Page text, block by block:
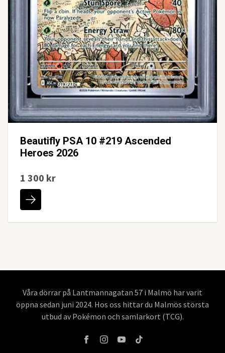
Beautifly PSA 10 #219 Ascended
Heroes 2026
1 300 kr
Våra dörrar på Lantmannagatan 57 i Malmö har varit
öppna sedan juni 2024. Hos oss hittar du Malmös största
utbud av Pokémon och samlarkort (TCG).